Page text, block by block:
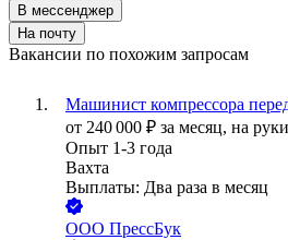
В мессенджер
На почту
Вакансии по похожим запросам
Машинист компрессора
от 240 000 ₽ за месяц, на руки
Опыт 1-3 года
Вахта
Выплаты: Два раза в месяц
ООО ПрессБук